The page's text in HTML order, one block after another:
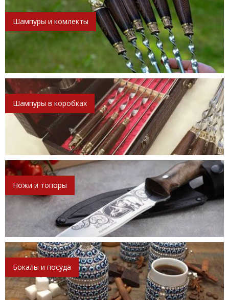
Шампуры и комлекты
Шампуры в коробках
Ножи и топоры
Бокалы и посуда